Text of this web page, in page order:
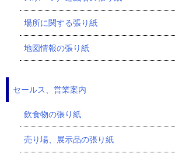
場所に関する張り紙
地図情報の張り紙
セールス、営業案内
飲食物の張り紙
売り場、展示品の張り紙